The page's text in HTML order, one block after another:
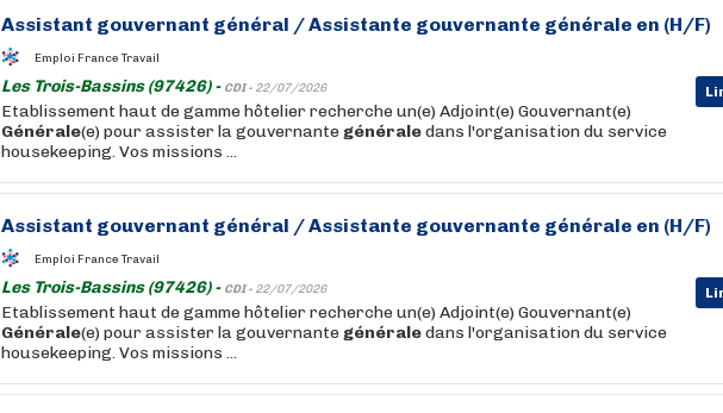
Assistant gouvernant général / Assistante gouvernante générale en (H/F)
Emploi France Travail
Les Trois-Bassins (97426) - CDI - 22/07/2026
Etablissement haut de gamme hôtelier recherche un(e) Adjoint(e) Gouvernant(e)
Générale(e) pour assister la gouvernante généraledans l'organisation du service
housekeeping. Vos missions ...
Assistant gouvernant général / Assistante gouvernante générale en (H/F)
Emploi France Travail
Les Trois-Bassins (97426) - CDI - 22/07/2026
Etablissement haut de gamme hôtelier recherche un(e) Adjoint(e) Gouvernant(e)
Générale(e) pour assister la gouvernante généraledans l'organisation du service
housekeeping. Vos missions ...